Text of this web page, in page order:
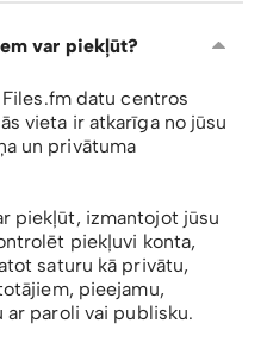
var piekļūt?
datu centros
vieta ir atkarīga no jūsu
un privātuma
piekļūt, izmantojot jūsu
piekļuvi konta,
saturu kā privātu,
pieejamu,
paroli vai publisku.